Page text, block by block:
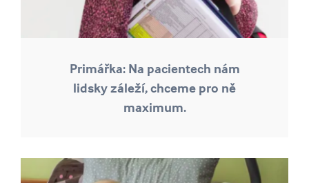
Primářka: Na pacientech nám
lidsky záleží, chceme pro ně
maximum.